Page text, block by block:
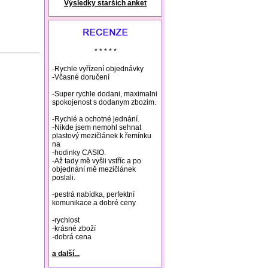
natural remedies rosacea
Výsledky starších anket
* * * * *
-Rychle vyřízení objednávky
-Včasné doručení
-Super rychle dodani, maximalni
spokojenost s dodanym zbozim.
-Rychlé a ochotné jednání.
-Nikde jsem nemohl sehnat
plastový mezičlánek k řemínku
na
-hodinky CASIO.
-Až tady mě vyšli vstříc a po
objednání mě mezičlánek
poslali.
-pestrá nabídka, perfektní
komunikace a dobré ceny
-rychlost
-krásné zboží
-dobrá cena
a další...